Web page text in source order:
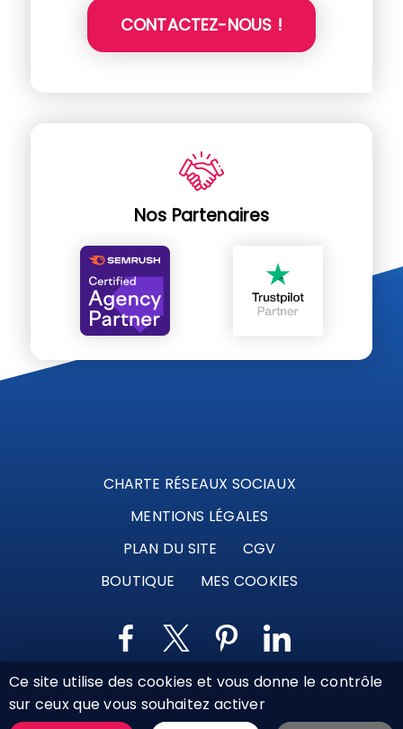
CONTACTEZ-NOUS !
Nos Partenaires
CHARTE RÉSEAUX SOCIAUX
MENTIONS LÉGALES
PLAN DU SITE
CGV
BOUTIQUE
MES COOKIES
Marque déposée © Agence Web Attichy, Compiègne,
Soissons, Noyon, Oise | 2011 / 2026
Ce site utilise des cookies et vous donne le contrôle
sur ceux que vous souhaitez activer